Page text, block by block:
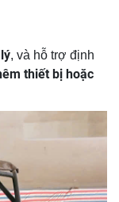
, và hỗ trợ định
thiết bị hoặc